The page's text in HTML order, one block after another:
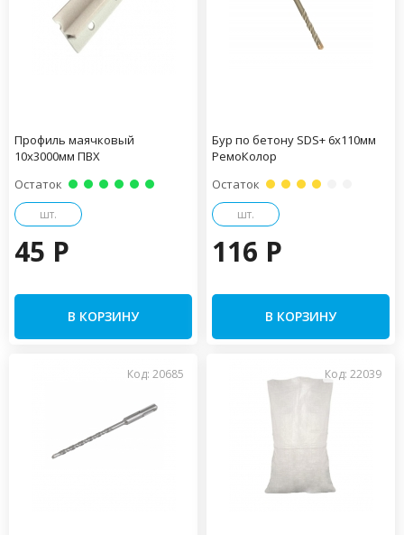
Профиль маячковый
10х3000мм ПВХ
Остаток
шт.
45 P
В КОРЗИНУ
Бур по бетону SDS+ 6х110мм
РемоКолор
Остаток
шт.
116 P
В КОРЗИНУ
Код: 20685 Код: 22039